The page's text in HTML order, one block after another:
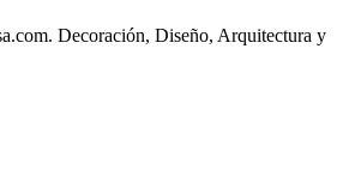
Decoración, Diseño, Arquitectura y